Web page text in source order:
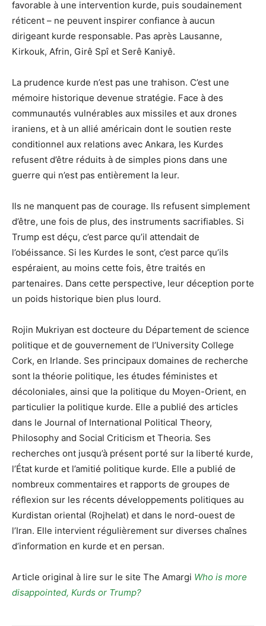
favorable à une intervention kurde, puis soudainement
réticent – ne peuvent inspirer confiance à aucun
dirigeant kurde responsable. Pas après Lausanne,
Kirkouk, Afrin, Girê Spî et Serê Kaniyê.
La prudence kurde n’est pas une trahison. C’est une
mémoire historique devenue stratégie. Face à des
communautés vulnérables aux missiles et aux drones
iraniens, et à un allié américain dont le soutien reste
conditionnel aux relations avec Ankara, les Kurdes
refusent d’être réduits à de simples pions dans une
guerre qui n’est pas entièrement la leur.
Ils ne manquent pas de courage. Ils refusent simplement
d’être, une fois de plus, des instruments sacrifiables. Si
Trump est déçu, c’est parce qu’il attendait de
l’obéissance. Si les Kurdes le sont, c’est parce qu’ils
espéraient, au moins cette fois, être traités en
partenaires. Dans cette perspective, leur déception porte
un poids historique bien plus lourd.
Rojin Mukriyan est docteure du Département de science
politique et de gouvernement de l’University College
Cork, en Irlande. Ses principaux domaines de recherche
sont la théorie politique, les études féministes et
décoloniales, ainsi que la politique du Moyen-Orient, en
particulier la politique kurde. Elle a publié des articles
dans le Journal of International Political Theory,
Philosophy and Social Criticism et Theoria. Ses
recherches ont jusqu’à présent porté sur la liberté kurde,
l’État kurde et l’amitié politique kurde. Elle a publié de
nombreux commentaires et rapports de groupes de
réflexion sur les récents développements politiques au
Kurdistan oriental (Rojhelat) et dans le nord-ouest de
l’Iran. Elle intervient régulièrement sur diverses chaînes
d’information en kurde et en persan.
Article original à lire sur le site The Amargi Who is more
disappointed, Kurds or Trump?